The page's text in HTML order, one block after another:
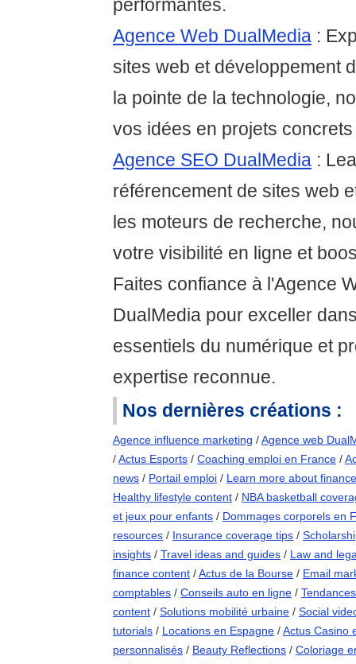
performantes.
Agence Web DualMedia :
sites web et développement
la pointe de la technologie,
vos idées en projets
Agence SEO DualMedia :
référencement de sites web
les moteurs de recherche,
votre visibilité en ligne et
Faites confiance à l'Agence
DualMedia pour exceller
essentiels du numérique et
expertise reconnue.
Nos dernières créations :
Agence influence marketing /Agence web
/Actus Esports / Coaching emploi en France /
news / Portail emploi / Learn more about finance
Healthy lifestyle content / NBA basketball
et jeux pour enfants / Dommages corporels en
resources / Insurance coverage tips /
insights / Travel ideas and guides / Law and
finance content /Actus de la Bourse / Email
comptables / Conseils auto en ligne /
content / Solutions mobilité urbaine / Social
tutorials / Locations en Espagne /Actus Casino
personnalisés / Beauty Reflections / Coloriage